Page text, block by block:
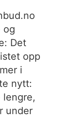
og
Det
opp
i
nytt:
lengre,
under